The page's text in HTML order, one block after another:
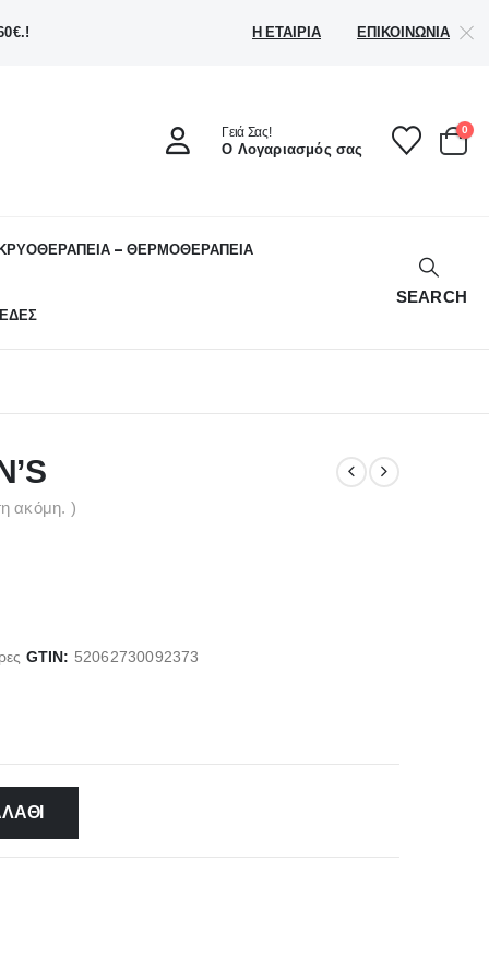
Η ΕΤΑΙΡΊΑ ΕΠΙΚΟΙΝΩΝΊΑ
Γειά Σας!
Ο Λογαριασμός σας
0
– ΘΕΡΜΟΘΕΡΑΠΕΙΑ
SEARCH
ακόμη. )
GTIN: 52062730092373